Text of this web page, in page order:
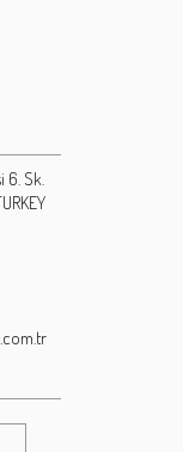
6. Sk.